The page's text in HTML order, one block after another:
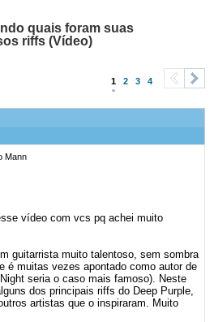
quais foram suas
riffs (Vídeo)
1 2 3 4
>
Mann
vídeo com vcs pq achei muito
guitarrista muito talentoso, sem sombra
é muitas vezes apontado como autor de
seria o caso mais famoso). Neste
dos principais riffs do Deep Purple,
artistas que o inspiraram. Muito